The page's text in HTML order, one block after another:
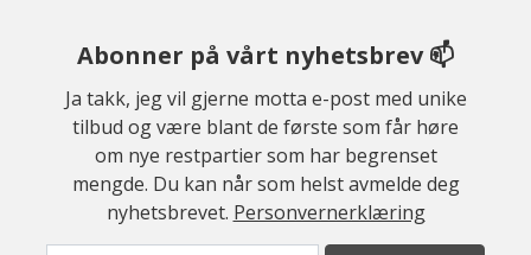
Abonner på vårt nyhetsbrev 📫
Ja takk, jeg vil gjerne motta e-post med unike
tilbud og være blant de første som får høre
om nye restpartier som har begrenset
mengde. Du kan når som helst avmelde deg
nyhetsbrevet. Personvernerklæring